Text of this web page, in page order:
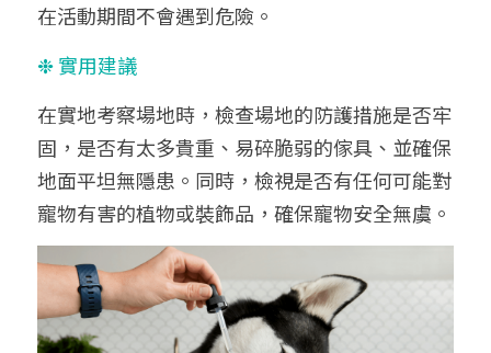
在活動期間不會遇到危險。
❉ 實用建議
在實地考察場地時，檢查場地的防護措施是否牢
固，是否有太多貴重、易碎脆弱的傢具、並確保
地面平坦無隱患。同時，檢視是否有任何可能對
寵物有害的植物或裝飾品，確保寵物安全無虞。